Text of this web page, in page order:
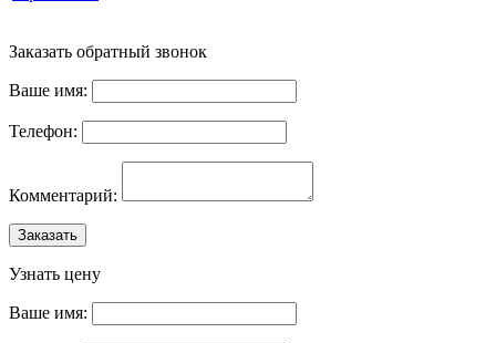
Заказать обратный звонок
Ваше имя:
Телефон:
Комментарий:
Заказать
Узнать цену
Ваше имя: